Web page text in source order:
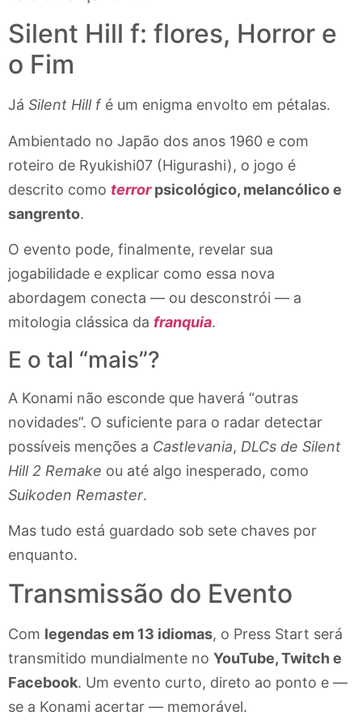
Silent Hill f: flores, Horror e
o Fim
Já Silent Hill fé um enigma envolto em pétalas.
Ambientado no Japão dos anos 1960 e com
roteiro de Ryukishi07 (Higurashi), o jogo é
descrito como terrorpsicológico, melancólico e
sangrento.
O evento pode, finalmente, revelar sua
jogabilidade e explicar como essa nova
abordagem conecta — ou desconstrói — a
mitologia clássica da franquia.
E o tal “mais”?
A Konami não esconde que haverá “outras
novidades”. O suficiente para o radar detectar
possíveis menções a Castlevania, DLCs de Silent
Hill 2 Remake ou até algo inesperado, como
Suikoden Remaster.
Mas tudo está guardado sob sete chaves por
enquanto.
Transmissão do Evento
Com legendas em 13 idiomas, o Press Start será
transmitido mundialmente no YouTube, Twitch e
Facebook. Um evento curto, direto ao ponto e —
se a Konami acertar — memorável.